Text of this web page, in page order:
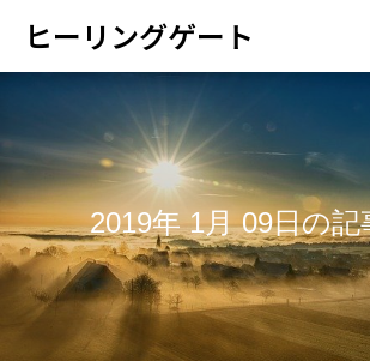
ヒーリングゲート
2019年 1月 09日の記